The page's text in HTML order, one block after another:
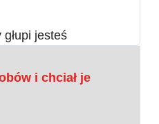
jesteś
i chciał je